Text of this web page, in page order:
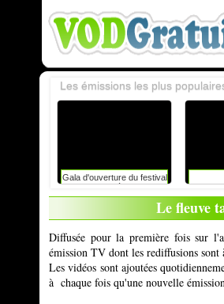
Gala d'ouverture du festival
du rire de liège avec
caroline vigneaux: faut-il
toujours dire la vérité aux
Les émissions les plus
Le fleuve
Diffusée pour la première fois sur
émission TV dont les rediffusions
Les vidéos sont ajoutées
à chaque fois qu'une nouvelle